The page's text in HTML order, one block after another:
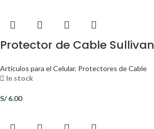
Protector de Cable Sullivan
Artículos para el Celular, Protectores de Cable
In stock
S/6.00